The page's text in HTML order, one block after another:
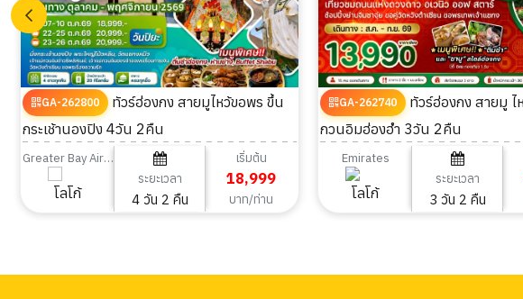
GA-262800
ทัวร์ฮ่องกง สายมูไหว้ขอพร ขึ้น
กระเช้านองปิง 4วัน 2คืน
Greater Bay Airlines
ระยะเวลา
4 วัน 2 คืน
เริ่มต้น
18,999
บาท/ท่าน
GA-262740
ทัวร์ฮ่องกง สายมู ไหว้พระ เจ้าแม่
กวนอิมฮ่องฮำ 3วัน 2คืน
Emirates
ระยะเวลา
3 วัน 2 คืน